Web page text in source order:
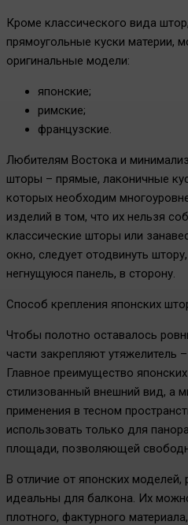
Кроме классического вида
прямоугольные куски материи,
оригинальные модели:
японские;
римские;
французские.
Любителям Востока и
шторы – прямые, лаконичные
которых необходим
изделий в том, что их нельзя
классические шторы или
окно, следует отодвинуть
негнущуюся панель, в сторону.
Способ крепления японских
Чтобы полотно оставалось
части закрепляют утяжелитель
Главное преимущество
стилизованный внешний вид, а
применения в тесном
использовать только для
площади, позволяющей
В отличие от японских моделей,
идеальны для балкона. Их
плотного, фактурного